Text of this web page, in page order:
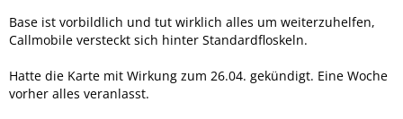
Base ist vorbildlich und tut wirklich alles um weiterzuhelfen,
Callmobile versteckt sich hinter Standardfloskeln.
Hatte die Karte mit Wirkung zum 26.04. gekündigt. Eine Woche
vorher alles veranlasst.